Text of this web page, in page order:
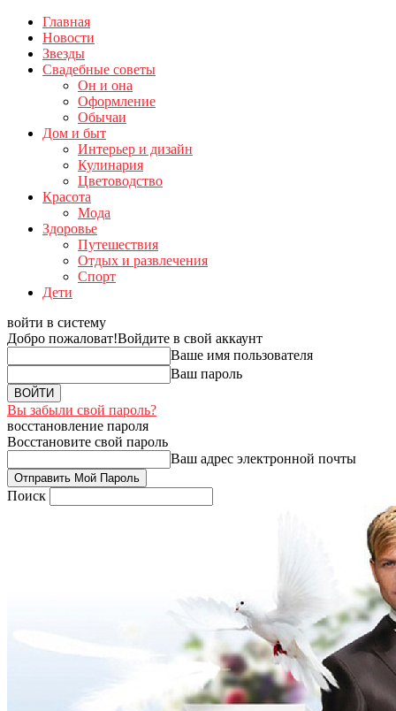
Главная
Новости
Звезды
Свадебные советы
Он и она
Оформление
Обычаи
Дом и быт
Интерьер и дизайн
Кулинария
Цветоводство
Красота
Мода
Здоровье
Путешествия
Отдых и развлечения
Спорт
Дети
войти в систему
Добро пожаловат!Войдите в свой аккаунт
Ваше имя пользователя
Ваш пароль
Вы забыли свой пароль?
восстановление пароля
Восстановите свой пароль
Ваш адрес электронной почты
Поиск